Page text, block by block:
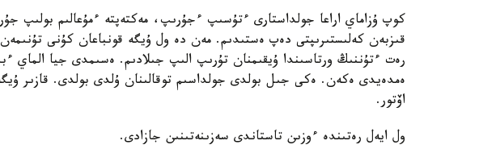
قىزبەن كەلىستىرىپتى دەپ ەستىدىم. مەن دە ول ۇيگە قونباعان كۇنى تۇنىمەن
رەت ءتۇننىڭ ورتاسىندا ۇيقىمنان تۇرىپ الىپ جىلادىم. ەسىمدى جيا الماي
ەمدەيدى ەكەن. ەكى جىل بولدى جولداسىم توقالىنان ۇلدى بولدى. قازىر
اۆتور.
ول ايەل رەتىندە ءوزىن تاستاندى سەزىنەتىنىن جازادى.